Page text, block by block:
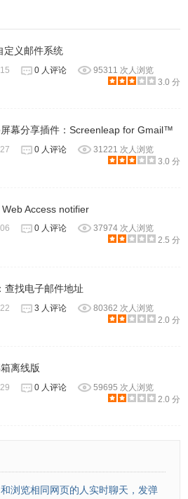
定义邮件系统
0 人评论
95311 次人浏览
3.0 分
幕分享插件：Screenleap for Gmail™
0 人评论
31221 次人浏览
3.0 分
Access notifier
0 人评论
37974 次人浏览
2.5 分
查找电子邮件地址
3 人评论
80362 次人浏览
2.0 分
离线版
0 人评论
59695 次人浏览
2.0 分
浏览相同网页的人实时聊天，发弹